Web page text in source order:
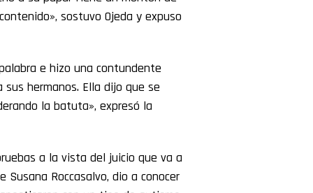
sostuvo Ojeda y expuso
e hizo una contundente
hermanos. Ella dijo que se
la batuta», expresó la
a la vista del juicio que va a
Susana Roccasalvo, dio a conocer